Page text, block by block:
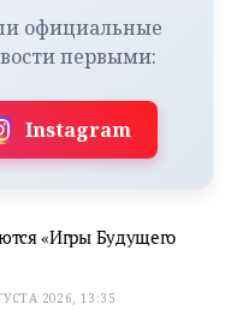
официальные
первыми:
Instagram
«Игры Будущего
2026, 13:35